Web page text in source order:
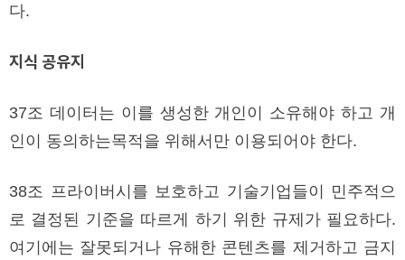
다.
지식 공유지
37조 데이터는 이를 생성한 개인이 소유해야 하고 개
인이 동의하는목적을 위해서만 이용되어야 한다.
38조 프라이버시를 보호하고 기술기업들이 민주적으
로 결정된 기준을 따르게 하기 위한 규제가 필요하다.
여기에는 잘못되거나 유해한 콘텐츠를 제거하고 금지